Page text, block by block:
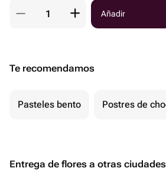
Añadir
Te recomendamos
Pasteles bento Postres de
Entrega de flores a otras ciudades